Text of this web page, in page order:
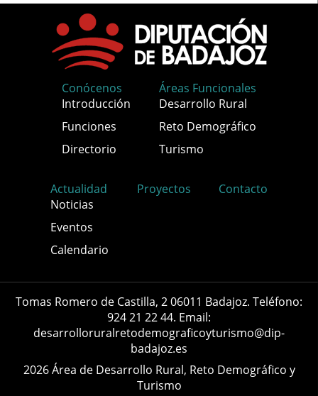
Conócenos
Introducción
Funciones
Directorio
Áreas Funcionales
Desarrollo Rural
Reto Demográfico
Turismo
Actualidad
Noticias
Eventos
Calendario
Proyectos Contacto
Tomas Romero de Castilla, 2 06011 Badajoz. Teléfono:
924 21 22 44. Email:
desarrolloruralretodemograficoyturismo@dip-
badajoz.es
2026 Área de Desarrollo Rural, Reto Demográfico y
Turismo